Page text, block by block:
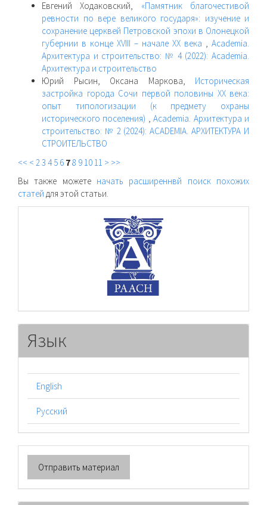
Евгений Ходаковский, «Памятник благочестивой
ревности по вере великого государя»: изучение и
сохранение церквей Петровской эпохи в Олонецкой
губернии в конце XVIII – начале ХХ века , Academia.
Архитектура и строительство: № 4 (2022): Academia.
Архитектура и строительство
Юрий Рысин, Оксана Маркова, Историческая
застройка города Сочи первой половины XX века:
опыт типологизации (к предмету охраны
исторического поселения) ,Academia. Архитектура и
строительство: № 2 (2024): ACADEMIA. АРХИТЕКТУРА И
СТРОИТЕЛЬСТВО
<< < 23 4 5 6 78 9 10 11 > >>
Вы также можете начать расширеннвй поиск похожих
статей для этой статьи.
Язык
English
Русский
Отправить
материал
Отправить материал